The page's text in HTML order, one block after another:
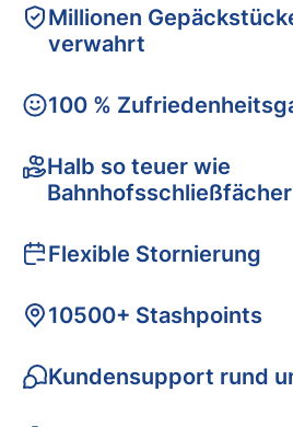
Millionen
verwahrt
100 %
Halb so teuer wie
Bahnhofsschließfächer
Flexible Stornierung
10500+ Stashpoints
Kundensupport rund